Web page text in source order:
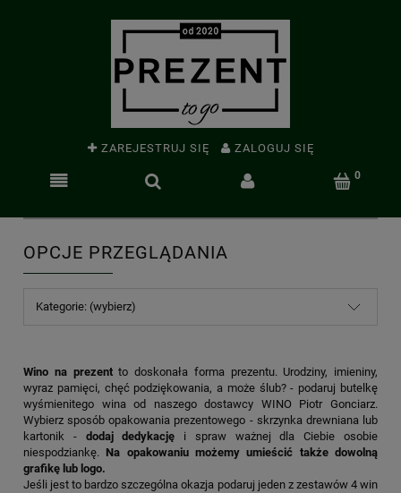
ZAREJESTRUJ SIĘ ZALOGUJ SIĘ
OPCJE PRZEGLĄDANIA
Kategorie: (wybierz)
Wino na prezentto doskonała forma prezentu. Urodziny, imieniny,
wyraz pamięci, chęć podziękowania, a może ślub? - podaruj butelkę
wyśmienitego wina od naszego dostawcy WINO Piotr Gonciarz.
Wybierz sposób opakowania prezentowego - skrzynka drewniana lub
kartonik - dodaj dedykację i spraw ważnej dla Ciebie osobie
niespodziankę. Na opakowaniu możemy umieścić także dowolną
grafikę lub logo.
Jeśli jest to bardzo szczególna okazja podaruj jeden z zestawów 4 win